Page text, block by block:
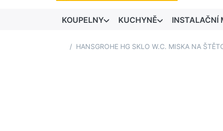
KOUPELNY KUCHYNĚ INSTALAČNÍ
Domovská stránka
HANSGROHE HG SKLO W.C. MISKA NA